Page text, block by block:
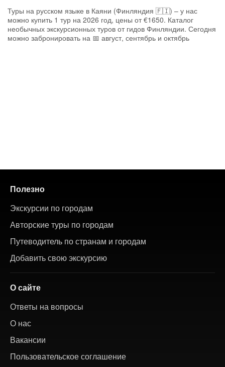
Туры на русском языке в Каяни (Финляндия 🇫🇮) – у нас
можно купить 1 тур на 2026 год, цены от €1650. Каталог
необычных экскурсионных туров от гидов Финляндии. Сегодня
можно забронировать на 📅 август, сентябрь и октябрь
Полезно
Экскурсии по городам
Авторские туры по городам
Путеводитель по странам и городам
Добавить свою экскурсию
О сайте
Ответы на вопросы
О нас
Вакансии
Пользовательское соглашение